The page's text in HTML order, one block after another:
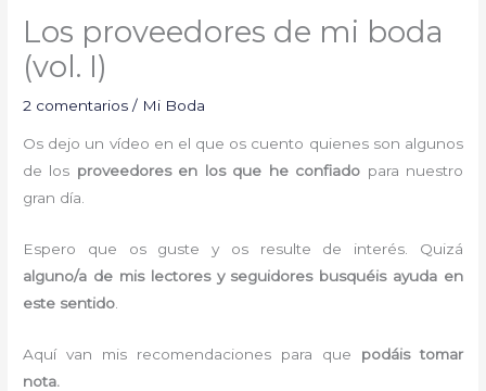
Los proveedores de mi boda
(vol. I)
2 comentarios / Mi Boda
Os dejo un vídeo en el que os cuento quienes son algunos
de los proveedores en los que he confiado para nuestro
gran día.
Espero que os guste y os resulte de interés. Quizá
alguno/a de mis lectores y seguidores busquéis ayuda en
este sentido
Aquí van mis recomendaciones para que podáis tomar
nota.